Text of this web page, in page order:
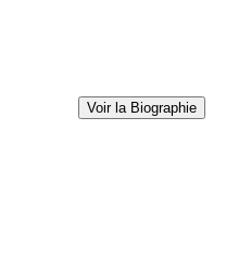
Voir la Biographie